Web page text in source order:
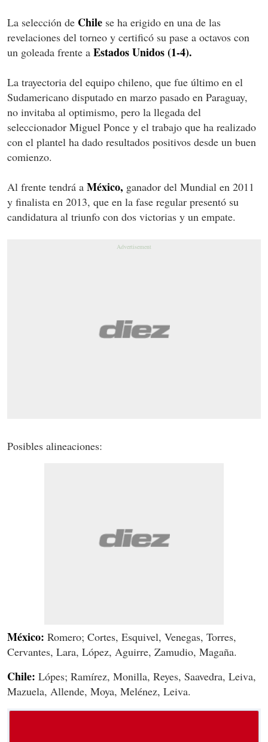
La selección de Chile se ha erigido en una de las
revelaciones del torneo y certificó su pase a octavos con
un goleada frente a Estados Unidos (1-4).
La trayectoria del equipo chileno, que fue último en el
Sudamericano disputado en marzo pasado en Paraguay,
no invitaba al optimismo, pero la llegada del
seleccionador Miguel Ponce y el trabajo que ha realizado
con el plantel ha dado resultados positivos desde un buen
comienzo.
Al frente tendrá a México, ganador del Mundial en 2011
y finalista en 2013, que en la fase regular presentó su
candidatura al triunfo con dos victorias y un empate.
Posibles alineaciones:
México: Romero; Cortes, Esquivel, Venegas, Torres,
Cervantes, Lara, López, Aguirre, Zamudio, Magaña.
Chile: Lópes; Ramírez, Monilla, Reyes, Saavedra, Leiva,
Mazuela, Allende, Moya, Melénez, Leiva.